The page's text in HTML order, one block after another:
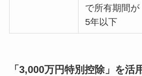
で所有期間が
5年以下
「3,000万円特別控除」を活